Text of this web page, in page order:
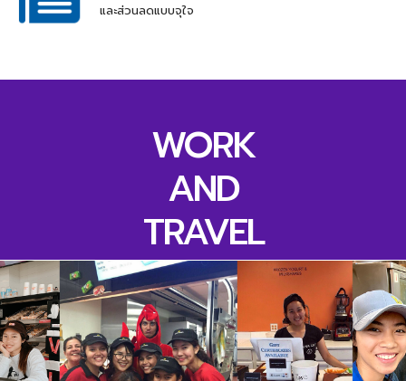
และส่วนลดแบบจุใจ
WORK
AND
TRAVEL